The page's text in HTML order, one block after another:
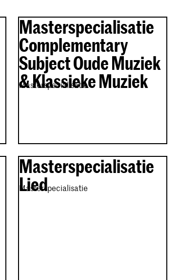
Masterspecialisatie
Complementary
Subject Oude Muziek
& Klassieke Muziek
Masterspecialisatie
Masterspecialisatie
Lied
Masterspecialisatie